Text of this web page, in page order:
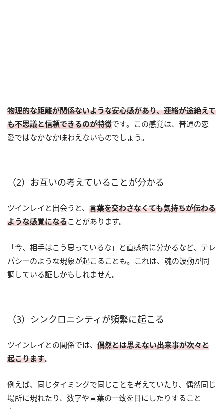
物理的な距離が関係ないような安心感があり、連絡が途絶えて
も不思議と信頼できるのが特徴です。この感覚は、普通の恋
愛ではなかなか味わえないものでしょう。
（2）お互いの考えていることが分かる
ツインレイと出会うと、 言葉を交わさなくても気持ちが伝わる
ような感覚になることがあります。
「今、相手はこう思っているな」と直感的に分かるなど、テレ
パシーのような現象が起こることも。これは、魂の波動が同
調している証しかもしれません。
（3）シンクロニシティが頻繁に起こる
ツインレイとの関係では、 偶然とは思えない出来事が次々と
起こります。
例えば、同じタイミングで同じことを考えていたり、偶然同じ
場所に現れたり、数字や言葉の一致を目にしたりすること